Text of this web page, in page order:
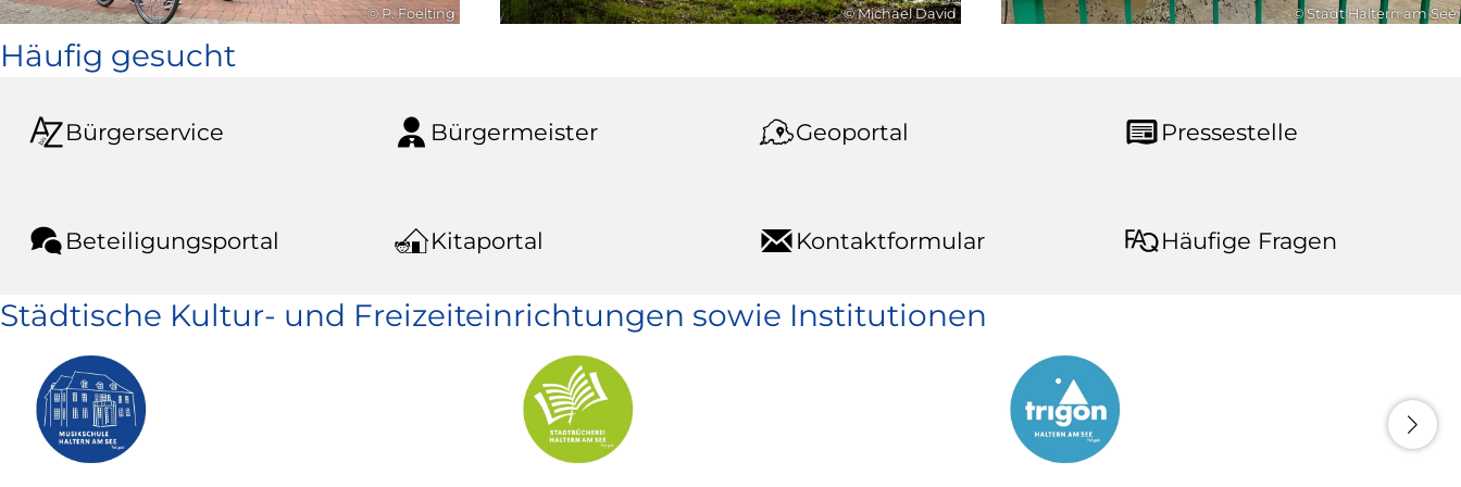
© P. Foelting © Michael David © Stadt Haltern am See
Häufig gesucht
Bürgerservice Bürgermeister Geoportal Pressestelle
Beteiligungsportal Kitaportal Kontaktformular Häufige Fragen
Städtische Kultur- und Freizeiteinrichtungen sowie Institutionen